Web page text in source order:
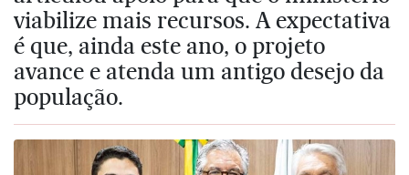
viabilize mais recursos. A expectativa
é que, ainda este ano, o projeto
avance e atenda um antigo desejo da
população.